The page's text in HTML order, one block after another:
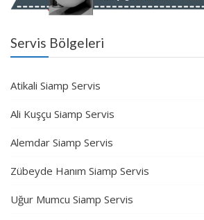
Servis Bölgeleri
Atikali Siamp Servis
Ali Kuşçu Siamp Servis
Alemdar Siamp Servis
Zübeyde Hanım Siamp Servis
Uğur Mumcu Siamp Servis